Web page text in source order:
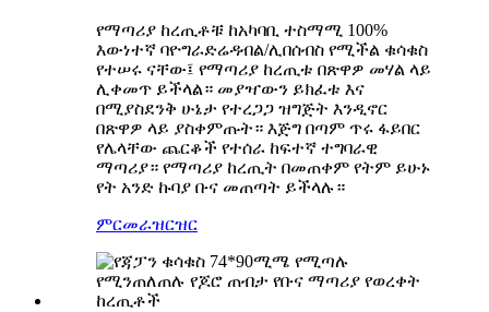
የማጣሪያ ከረጢቶቹ ከአካባቢ ተስማሚ 100%
እውነተኛ ባዮግራድሬዳብል/ሊበሰብስ የሚችል ቁሳቁስ
የተሠሩ ናቸው፤ የማጣሪያ ከረጢቱ በጽዋዎ መሃል ላይ
ሊቀመጥ ይችላል። መያዣውን ይክፈቱ እና
በሚያስደንቅ ሁኔታ የተረጋጋ ዝግጅት እንዲኖር
በጽዋዎ ላይ ያስቀምጡት። እጅግ በጣም ጥሩ ፋይበር
የሌላቸው ጨርቆች የተሰራ ከፍተኛ ተግባራዊ
ማጣሪያ። የማጣሪያ ከረጢት በመጠቀም የትም ይሁኑ
የት አንድ ኩባያ ቡና መጠጣት ይችላሉ።
ምርመራዝርዝር